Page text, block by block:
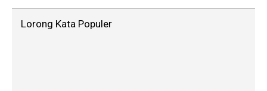
Lorong Kata Populer